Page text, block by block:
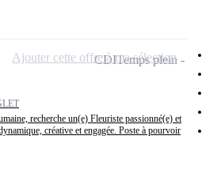
recherche un(e) Fleuriste passionné(e) et
créative et engagée. Poste à pourvoir
CDITemps plein
Ajouter cette offre à ma sélection